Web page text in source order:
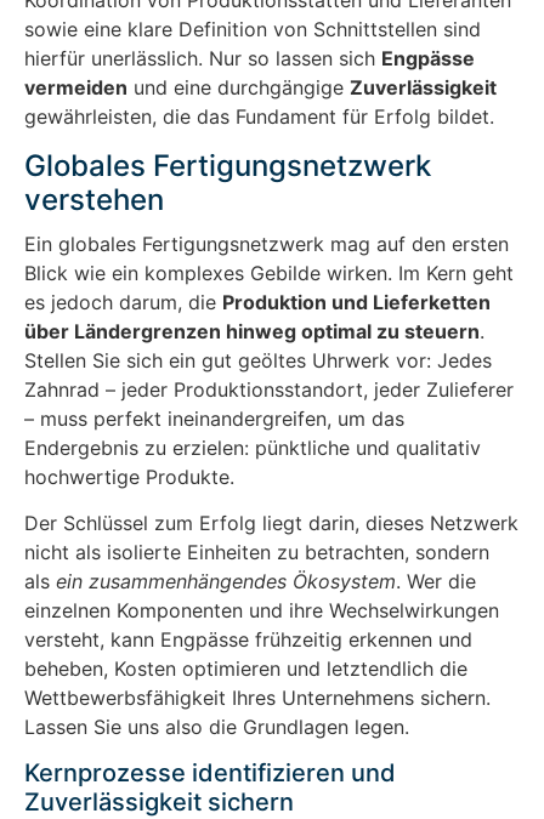
sowie eine klare Definition von Schnittstellen sind
hierfür unerlässlich. Nur so lassen sich Engpässe
vermeiden und eine durchgängige Zuverlässigkeit
gewährleisten, die das Fundament für Erfolg bildet.
Globales Fertigungsnetzwerk
verstehen
Ein globales Fertigungsnetzwerk mag auf den ersten
Blick wie ein komplexes Gebilde wirken. Im Kern geht
es jedoch darum, die Produktion und Lieferketten
über Ländergrenzen hinweg optimal zu steuern.
Stellen Sie sich ein gut geöltes Uhrwerk vor: Jedes
Zahnrad – jeder Produktionsstandort, jeder Zulieferer
– muss perfekt ineinandergreifen, um das
Endergebnis zu erzielen: pünktliche und qualitativ
hochwertige Produkte.
Der Schlüssel zum Erfolg liegt darin, dieses Netzwerk
nicht als isolierte Einheiten zu betrachten, sondern
als ein zusammenhängendes Ökosystem. Wer die
einzelnen Komponenten und ihre Wechselwirkungen
versteht, kann Engpässe frühzeitig erkennen und
beheben, Kosten optimieren und letztendlich die
Wettbewerbsfähigkeit Ihres Unternehmens sichern.
Lassen Sie uns also die Grundlagen legen.
Kernprozesse identifizieren und
Zuverlässigkeit sichern